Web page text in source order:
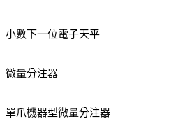
小數下一位電子天平
微量分注器
單爪機器型微量分注器